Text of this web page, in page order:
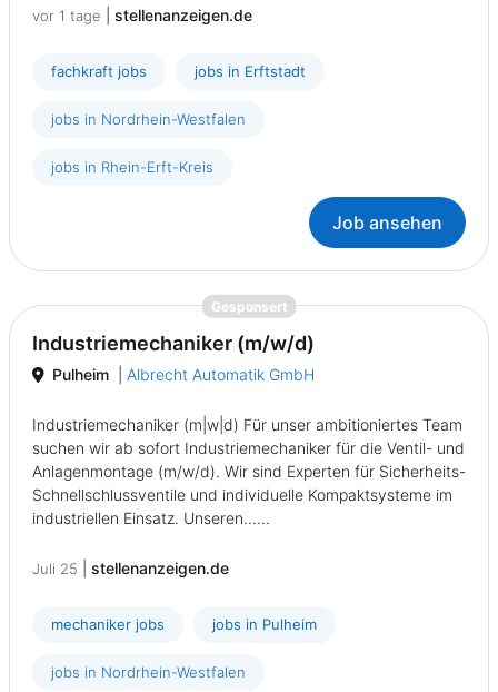
vor 1 tage stellenanzeigen.de
fachkraft jobs jobs in Erftstadt
jobs in Nordrhein-Westfalen
jobs in Rhein-Erft-Kreis
Job ansehen
Gesponsert{prompt.job}
Industriemechaniker (m/w/d)
Pulheim Albrecht Automatik GmbH
Industriemechaniker (m|w|d) Für unser ambitioniertes Team
suchen wir ab sofort Industriemechaniker für die Ventil- und
Anlagenmontage (m/w/d). Wir sind Experten für Sicherheits-
Schnellschlussventile und individuelle Kompaktsysteme im
industriellen Einsatz. Unseren......
Juli 25 stellenanzeigen.de
mechaniker jobs jobs in Pulheim
jobs in Nordrhein-Westfalen